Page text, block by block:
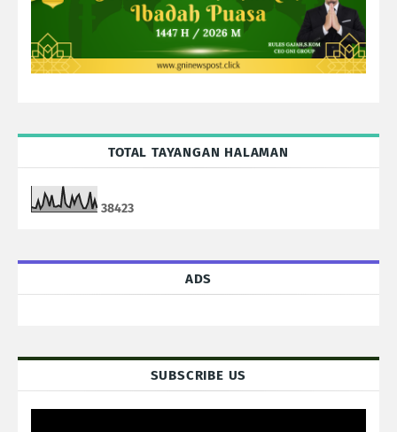
TOTAL TAYANGAN HALAMAN
38423
ADS
SUBSCRIBE US